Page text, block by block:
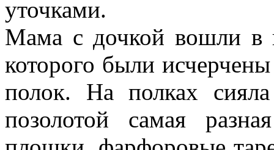
уточками.
Мама с дочкой вошли в
которого были
полок. На полках
позолотой самая